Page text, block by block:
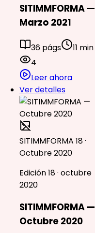
SITIMMFORMA —
Marzo 2021
36 págs
11 min
4
Leer ahora
Ver detalles
SITIMMFORMA 18 ·
Octubre 2020
Edición 18 · octubre
2020
SITIMMFORMA —
Octubre 2020